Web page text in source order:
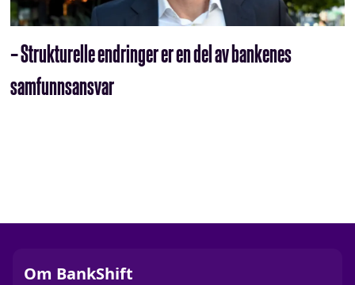
– Strukturelle endringer er en del av bankenes
samfunnsansvar
Om BankShift